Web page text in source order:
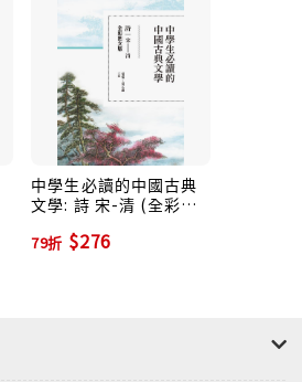
中學生必讀的中國古典
文學: 詩 宋-清 (全彩圖
79折 $276